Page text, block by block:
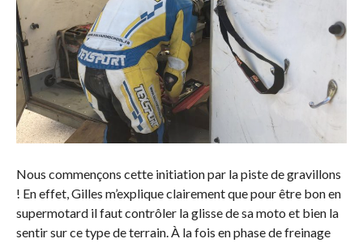
Nous commençons cette initiation par la piste de gravillons
! En effet, Gilles m’explique clairement que pour être bon en
supermotard il faut contrôler la glisse de sa moto et bien la
sentir sur ce type de terrain. À la fois en phase de freinage